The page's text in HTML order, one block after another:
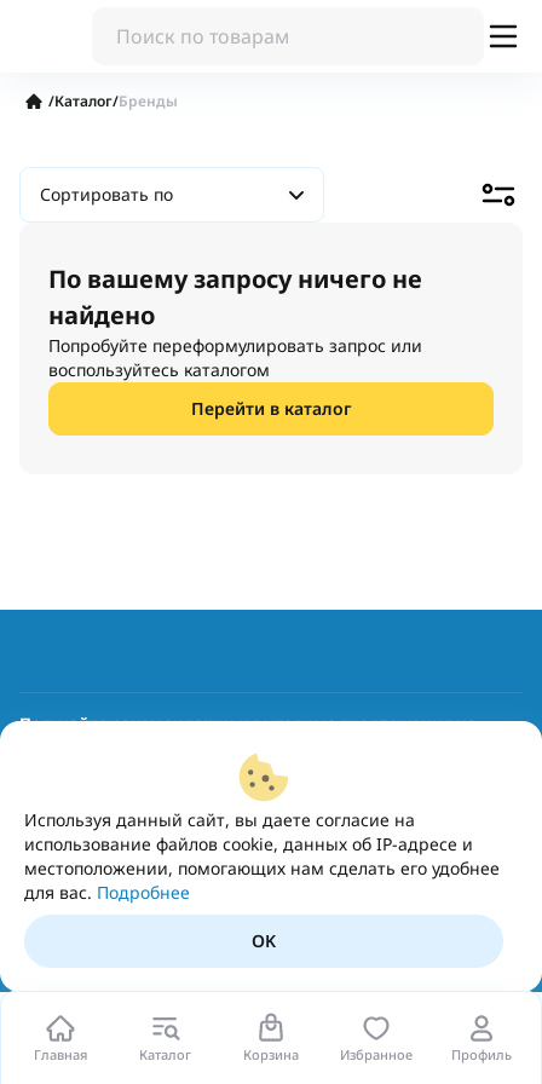
Главная Каталог Корзина Избранное Профиль
/Каталог/Бренды
Сортировать по
По вашему запросу ничего не
найдено
Попробуйте переформулировать запрос или
воспользуйтесь каталогом
Перейти в каталог
Используя данный сайт, вы даете согласие на
использование файлов cookie, данных об IP-адресе и
местоположении, помогающих нам сделать его удобнее
для вас. Подробнее
OK
Получайте рекомендации и выгодные предложения на
Подписаться